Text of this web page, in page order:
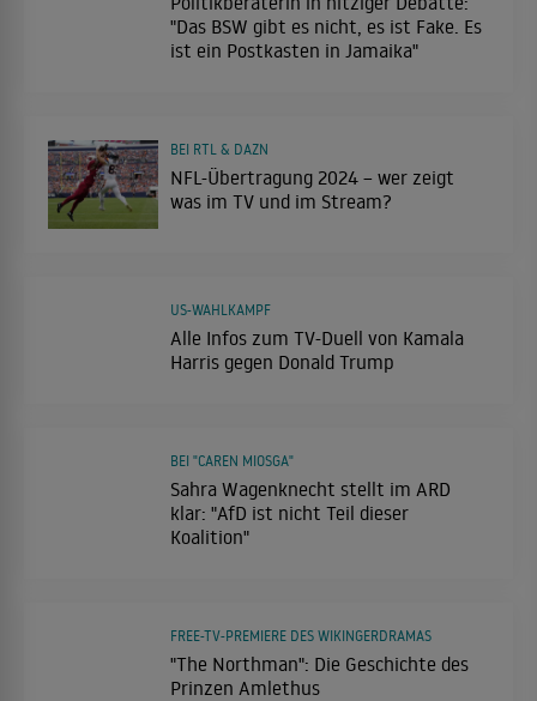
"Das BSW gibt es nicht, es ist Fake. Es
ist ein Postkasten in Jamaika"
NFL-Übertragung 2024 – wer zeigt
was im TV und im Stream?
BEI RTL & DAZN
Alle Infos zum TV-Duell von Kamala
Harris gegen Donald Trump
US-WAHLKAMPF
Sahra Wagenknecht stellt im ARD
klar: "AfD ist nicht Teil dieser
Koalition"
BEI "CAREN MIOSGA"
"The Northman": Die Geschichte des
Prinzen Amlethus
FREE-TV-PREMIERE DES WIKINGERDRAMAS